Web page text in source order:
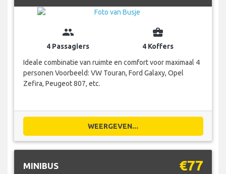
group
4 Passagiers
business_center
4 Koffers
Ideale combinatie van ruimte en comfort voor maximaal 4
personen Voorbeeld: VW Touran, Ford Galaxy, Opel
Zefira, Peugeot 807, etc.
WEERGEVEN...
MINIBUS €77